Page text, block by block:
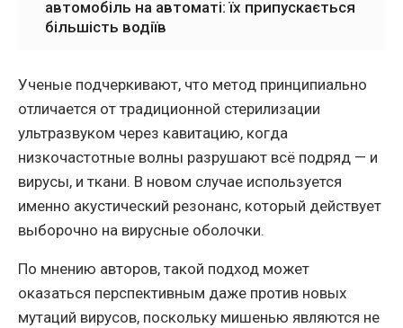
автомобіль на автоматі: їх припускається
більшість водіїв
Ученые подчеркивают, что метод принципиально
отличается от традиционной стерилизации
ультразвуком через кавитацию, когда
низкочастотные волны разрушают всё подряд — и
вирусы, и ткани. В новом случае используется
именно акустический резонанс, который действует
выборочно на вирусные оболочки.
По мнению авторов, такой подход может
оказаться перспективным даже против новых
мутаций вирусов, поскольку мишенью являются не